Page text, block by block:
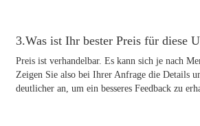
3.Was ist Ihr bester Preis für diese
Preis ist verhandelbar. Es kann sich je nach
Zeigen Sie also bei Ihrer Anfrage die Details
deutlicher an, um ein besseres Feedback zu